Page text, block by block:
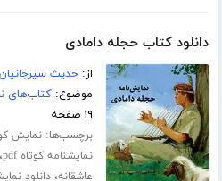
دانلود کتاب حجله دامادی
از:حدیث سیرجانیان
موضوع:کتاب‌های
۱۹ صفحه
برچسب‌ها:نمایش
نمایشنامه کوتاه pdf
عاشقانه،دانلود